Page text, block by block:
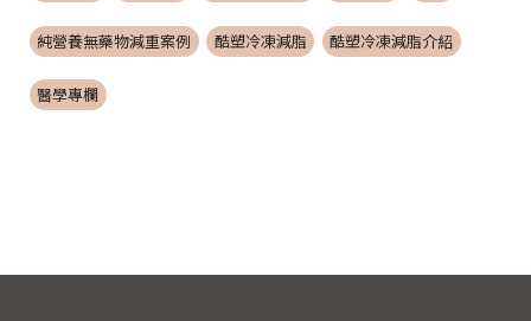
純營養無藥物減重案例 酷塑冷凍減脂 酷塑冷凍減脂介紹
醫學專欄